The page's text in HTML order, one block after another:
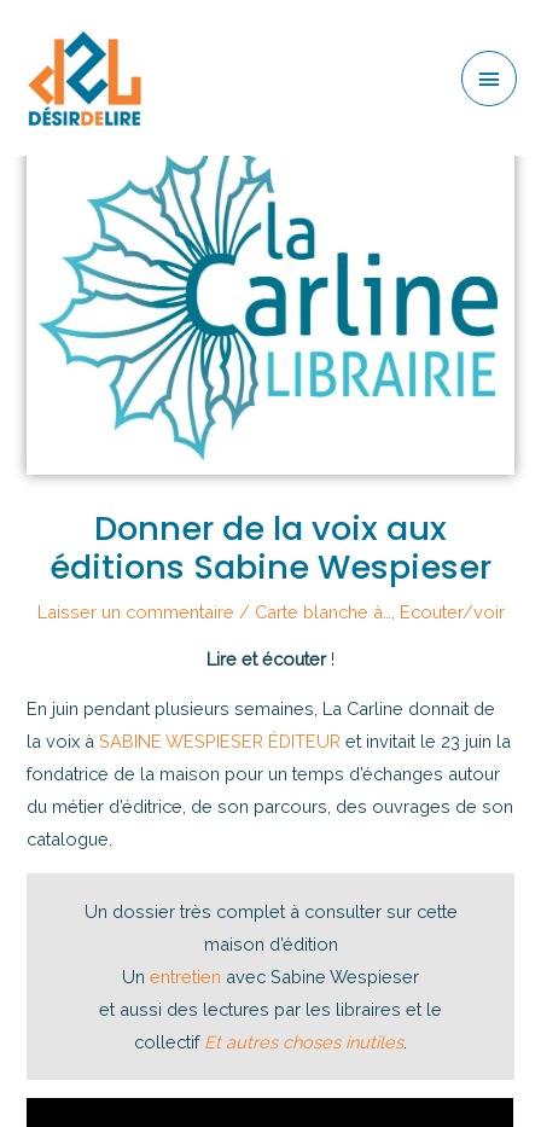
Donner de la voix aux
éditions Sabine Wespieser
Laisser un commentaire / Carte blanche à… Ecouter/voir
Lire et écouter !
En juin pendant plusieurs semaines, La Carline donnait de
la voix àSABINE WESPIESER ÉDITEUR et invitait le 23 juin la
fondatrice de la maison pour un temps d’échanges autour
du métier d’éditrice, de son parcours, des ouvrages de son
catalogue.
Un dossier très complet à consulter sur cette
maison d’édition
Un entretien avec Sabine Wespieser
et aussi des lectures par les libraires et le
collectif Et autres choses inutiles.